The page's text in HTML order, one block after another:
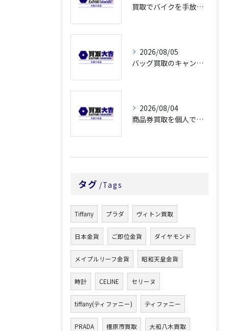
買取でバイクを手放すなら奈良県橿原市大和郡山市の高額査定ポイントを解説
2026/08/05
バッグ買取のキャンペーンで奈良県橿原市でお得に売るための条件と注意点徹底ガイド
2026/08/04
商品券買取を個人で利用する際の奈良県橿原市で知っておきたい高換金ポイント
タグ Tags
Tiffany プラダ ヴィトン買取
日本金貨 ご即位金貨 ダイヤモンド
メイプルリーフ金貨 昭和天皇金貨
時計 CELINE セリーヌ
tiffany(ティファニー) ティファニー
PRADA 橿原市買取 大和八木買取